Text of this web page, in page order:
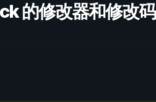
的修改器和修改码